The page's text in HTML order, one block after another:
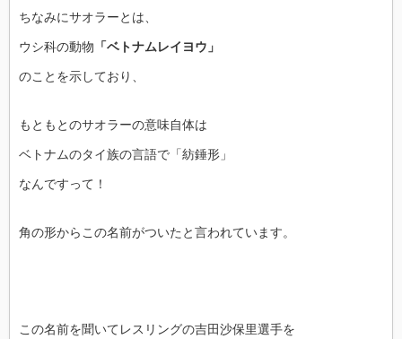
ちなみにサオラーとは、
ウシ科の動物 「ベトナムレイヨウ」
のことを示しており、
もともとのサオラーの意味自体は
ベトナムのタイ族の言語で「紡錘形」
なんですって！
角の形からこの名前がついたと言われています。
この名前を聞いてレスリングの吉田沙保里選手を